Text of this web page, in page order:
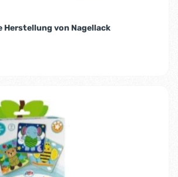
Herstellung von Nagellack